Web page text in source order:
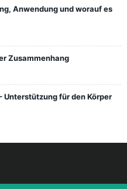
Anwendung und worauf es
Zusammenhang
Unterstützung für den Körper